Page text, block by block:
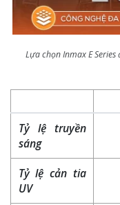
Lựa chọn Inmax E
Tỷ lệ truyền
sáng
Tỷ lệ cản tia
UV